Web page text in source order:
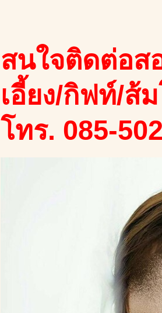
สนใจติดต่อส
เอี้ยง/กิฟท์/ส้
โทร. 085-